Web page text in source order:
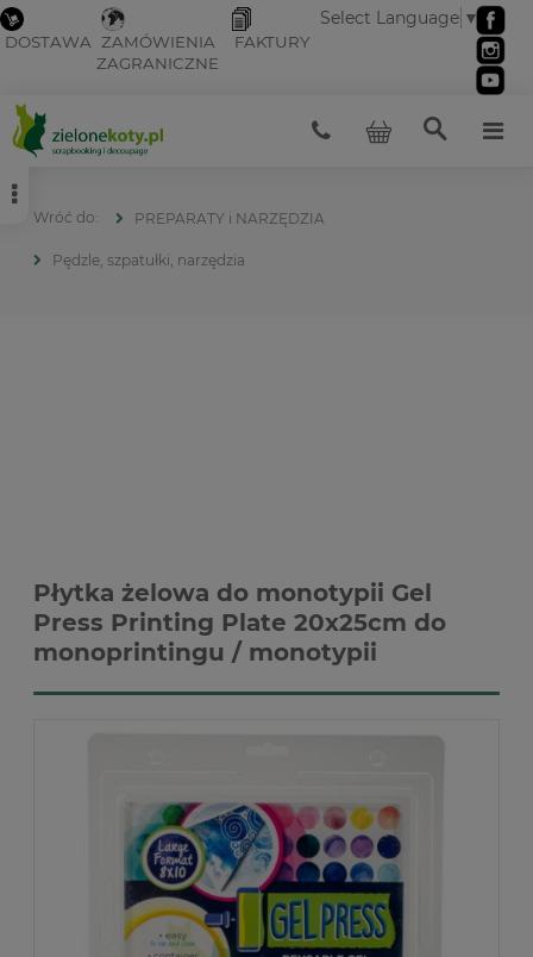
DOSTAWA ZAMÓWIENIA
ZAGRANICZNE
FAKTURY
Select Language ▼
PREPARATY i NARZĘDZIA
Pędzle, szpatułki, narzędzia
Płytka żelowa do monotypii Gel
Press Printing Plate 20x25cm do
monoprintingu / monotypii